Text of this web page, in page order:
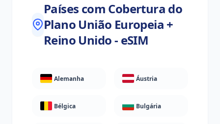
Países com Cobertura do
Plano União Europeia +
Reino Unido - eSIM
Alemanha Áustria
Bélgica Bulgária